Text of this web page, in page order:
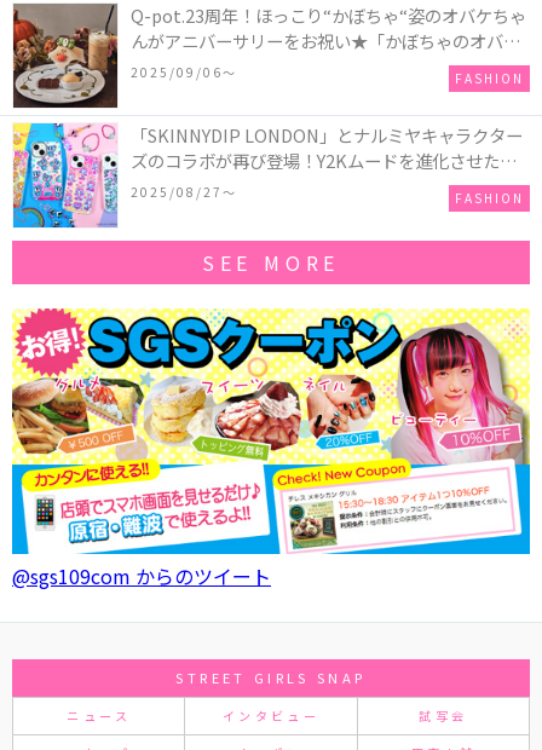
Q-pot.23周年！ほっこり“かぼちゃ“姿のオバケちゃ
んがアニバーサリーをお祝い★「かぼちゃのオバケ
ーキアクセサリー」が新発売！Q-pot CAFE.では
「かぼちゃのオバケーキプレート」も登場
2025/09/06〜 FASHION
「SKINNYDIP LONDON」とナルミヤキャラクター
ズのコラボが再び登場！Y2Kムードを進化させた新
作コレクションを発売♪
2025/08/27〜 FASHION
SEE MORE
@sgs109com からのツイート
STREET GIRLS SNAP
ニュース インタビュー 試写会